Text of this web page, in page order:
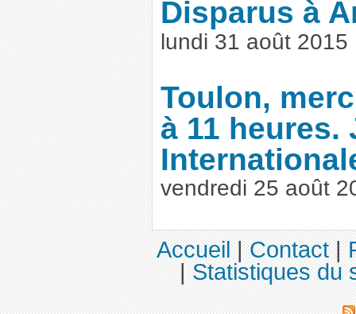
Disparus à
lundi 31 août 2015
Toulon,
à 11 heures.
vendredi 25 août
Accueil|Contact|
|Statistiques du